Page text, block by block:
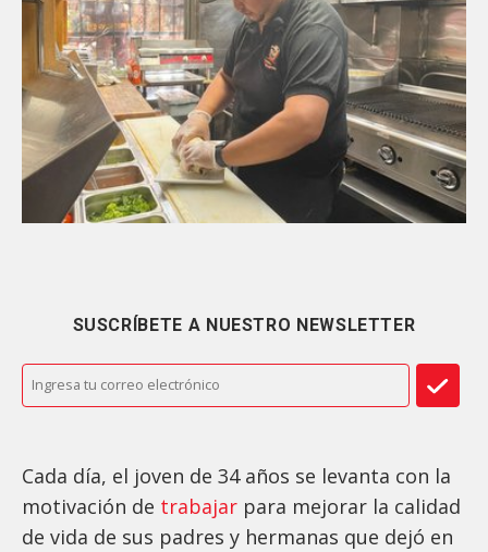
SUSCRÍBETE A NUESTRO NEWSLETTER
Cada día, el joven de 34 años se levanta con la
motivación de trabajar para mejorar la calidad
de vida de sus padres y hermanas que dejó en